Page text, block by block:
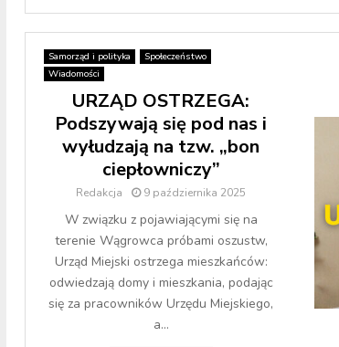
Samorząd i polityka
Społeczeństwo
Wiadomości
URZĄD OSTRZEGA:
Podszywają się pod nas i
wyłudzają na tzw. „bon
ciepłowniczy”
Redakcja 9 października 2025
W związku z pojawiającymi się na
terenie Wągrowca próbami oszustw,
Urząd Miejski ostrzega mieszkańców:
odwiedzają domy i mieszkania, podając
się za pracowników Urzędu Miejskiego,
a...